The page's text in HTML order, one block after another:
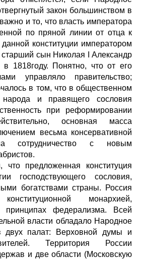
закон большинством в
и то, что власть императора
по пряной линии от отца к
конституции императором
старший сын Николая I Александр
в 1818году. Понятно, что от его
управляло правительство;
в том, что в общественном
народа и правящего сословия
при реформировании
основная масса
весьма консервативной
сотрудничество с новым
предложенная конституция
господствующего сословия,
богатствами страны. Россия
монархией,
принципах федерализма. Всей
власти обладало Народное
двух палат: Верховной думы и
Территория России
и две области (Московскую